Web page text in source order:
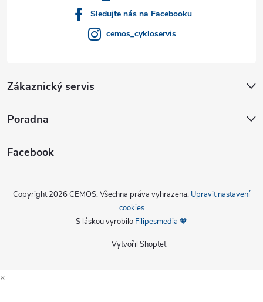
Sledujte nás na Facebooku
cemos_cykloservis
Zákaznický servis
Poradna
Facebook
Vytvořil Shoptet
Copyright 2026 CEMOS. Všechna práva vyhrazena. Upravit nastavení
cookies
S láskou vyrobilo Filipesmedia 🧡
×